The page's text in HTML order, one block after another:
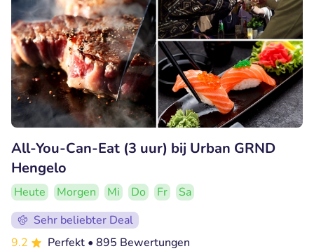
All-You-Can-Eat (3 uur) bij Urban GRND
Hengelo
Heute Morgen Mi Do Fr
Sa
Sehr beliebter Deal
9.2
Perfekt • 895 Bewertungen